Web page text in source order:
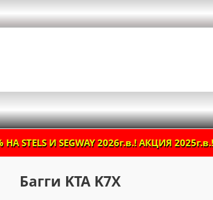
STELS И SEGWAY 2026г.в.! АКЦИЯ 2025г.в.!
Багги KTA K7X